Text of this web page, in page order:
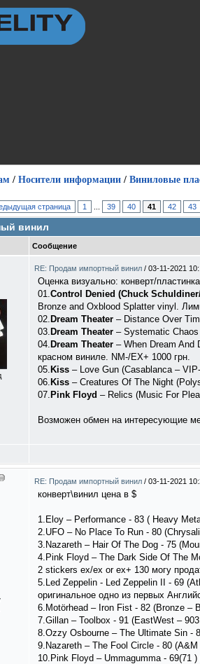
/ Носители информации / Виниловые
страница 1 39 40 41 42 43
винил
Сообщение
RE: Продам импортный винил / 03-11-2021
Оценка визуально: конверт/
01.Control Denied (Chuck
Bronze and Oxblood Splatter vinyl.
02. Dream Theater ‎– Distance Over
03. Dream Theater ‎– Systematic Chaos
04. Dream Theater – When Dream And
красном виниле. NM-/EX+ 1000 грн.
05. Kiss ‎– Love Gun (Casablanca ‎–
06. Kiss – Creatures Of The Night
07. Pink Floyd ‎– Relics (Music For
Возможен обмен на интересующие
RE: Продам импортный винил / 03-11-2021
конверт\винил цена в $
1.Eloy ‎– Performance - 83 ( Heavy
2.UFO ‎– No Place To Run - 80
3.Nazareth – Hair Of The Dog - 75
4.Pink Floyd ‎– The Dark Side Of The
2 stickers ex/ex or ex+ 130 могу
5.Led Zeppelin - Led Zeppelin II - 69
оригинальное одно из первых
6.Motörhead – Iron Fist - 82 (Bronze ‎–
7.Gillan ‎– Toolbox - 91 (EastWest ‎–
8.Ozzy Osbourne ‎– The Ultimate Sin -
9.Nazareth ‎– The Fool Circle - 80
10.Pink Floyd – Ummagumma - 69(71